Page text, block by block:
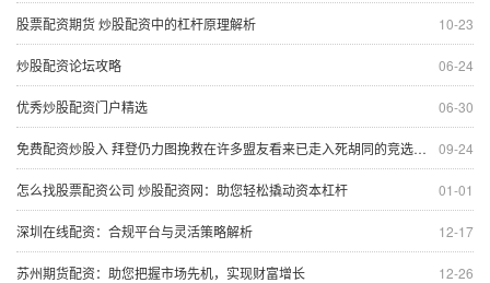
10-23
股票配资期货 炒股配资中的杠杆原理解析
06-24
炒股配资论坛攻略
06-30
优秀炒股配资门户精选
09-24
免费配资炒股入 拜登仍力图挽救在许多盟友看来已走入死胡同的竞选之路
01-01
怎么找股票配资公司 炒股配资网：助您轻松撬动资本杠杆
12-17
深圳在线配资：合规平台与灵活策略解析
12-26
苏州期货配资：助您把握市场先机，实现财富增长